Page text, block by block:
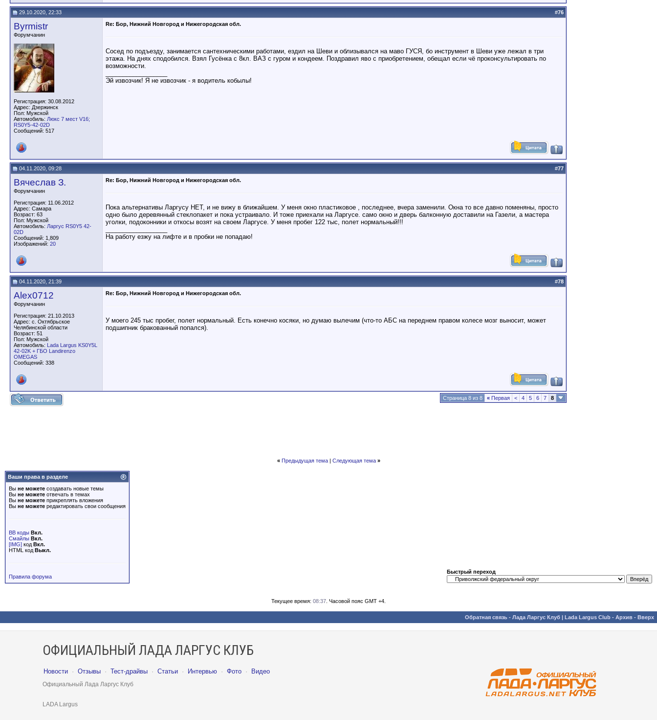
29.10.2020, 22:33 #76
Byrmistr
Форумчанин
Регистрация: 30.08.2012
Адрес: Дзержинск
Пол: Мужской
Автомобиль: Люкс 7 мест V16;
RS0Y5-42-02D
Сообщений: 517
Re: Бор, Нижний Новгород и Нижегородская обл.
Сосед по подъезду, занимается сантехническими работами, ездил на Шеви и облизывался на маво ГУСЯ, бо инструмент в Шеви уже лежал в три
этажа. На днях сподобился. Взял Гусёнка с 8кл. ВАЗ с гуром и кондеем. Поздравил яво с приобретением, обещал если чё проконсультировать по
возможности.
Эй извозчик! Я не извозчик - я водитель кобылы!
04.11.2020, 09:28 #77
Вячеслав З.
Форумчанин
Регистрация: 11.06.2012
Адрес: Самара
Возраст: 63
Пол: Мужской
Автомобиль: Ларгус RS0Y5 42-
02D
Сообщений: 1,809
Изображений: 20
Re: Бор, Нижний Новгород и Нижегородская обл.
Пока альтернативы Ларгусу НЕТ, и не вижу в ближайшем. У меня окно пластиковое , последнее, вчера заменили. Окна то все давно поменяны, просто
одно было деревянный стеклопакет и пока устраивало. И тоже приехали на Ларгусе. само окно и дверь балконную доставили на Газели, а мастера
уголки, подоконники и откосы возят на своем Ларгусе. У меня пробег 122 тыс, полет нормальный!!!
На работу езжу на лифте и в пробки не попадаю!
04.11.2020, 21:39 #78
Alex0712
Форумчанин
Регистрация: 21.10.2013
Адрес: с. Октябрьское
Челябинской области
Возраст: 51
Пол: Мужской
Автомобиль: Lada Largus KS0Y5L
42-02K + ГБО Landirenzo
OMEGAS
Сообщений: 338
Re: Бор, Нижний Новгород и Нижегородская обл.
У моего 245 тыс пробег, полет нормальный. Есть конечно косяки, но думаю вылечим (что-то АБС на переднем правом колесе мозг выносит, может
подшипник бракованный попался).
Страница 8 из 8 « Первая < 4 5 6 7 8
« Предыдущая тема| Следующая тема »
Ваши права в разделе
Вы не можете создавать новые темы
Вы не можете отвечать в темах
Вы не можете прикреплять вложения
Вы не можете редактировать свои сообщения
BB коды Вкл.
Смайлы Вкл.
[IMG] код Вкл.
HTML код Выкл.
Правила форума
Быстрый переход
Текущее время: 08:37 . Часовой пояс GMT +4.
Обратная связь - Лада Ларгус Клуб | Lada Largus Club - Архив - Вверх
ОФИЦИАЛЬНЫЙ ЛАДА ЛАРГУС КЛУБ
Новости · Отзывы · Тест-драйвы · Статьи · Интервью · Фото · Видео
Официальный Лада Ларгус Клуб
LADA Largus